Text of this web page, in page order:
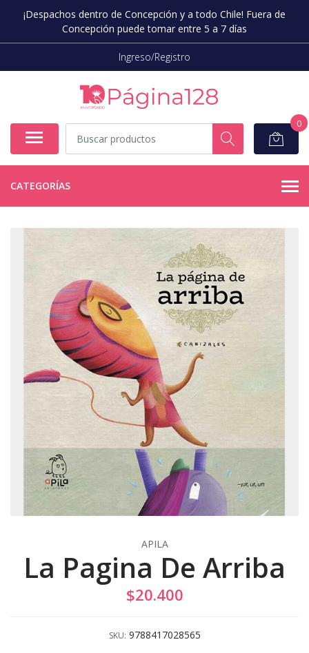
¡Despachos dentro de Concepción y a todo Chile! Fuera de
Concepción puede tomar entre 5 a 7 días
Ingreso/Registro
0
CATEGORÍAS
APILA
La Pagina De Arriba
$20.400
SKU: 9788417028565